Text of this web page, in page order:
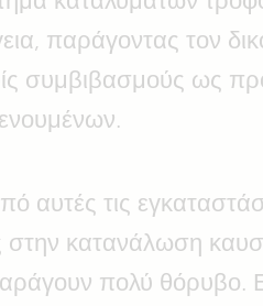
παράγοντας τον
συμβιβασμούς ως
αυτές τις
στην κατανάλωση
πολύ θόρυβο.